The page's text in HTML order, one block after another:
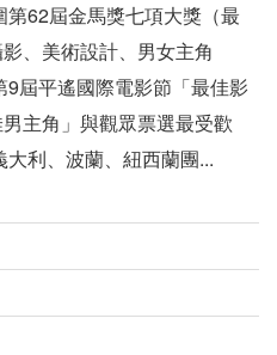
62屆金馬獎七項大獎（最
、美術設計、男女主角
屆平遙國際電影節「最佳影
主角」與觀眾票選最受歡
利、波蘭、紐西蘭團...